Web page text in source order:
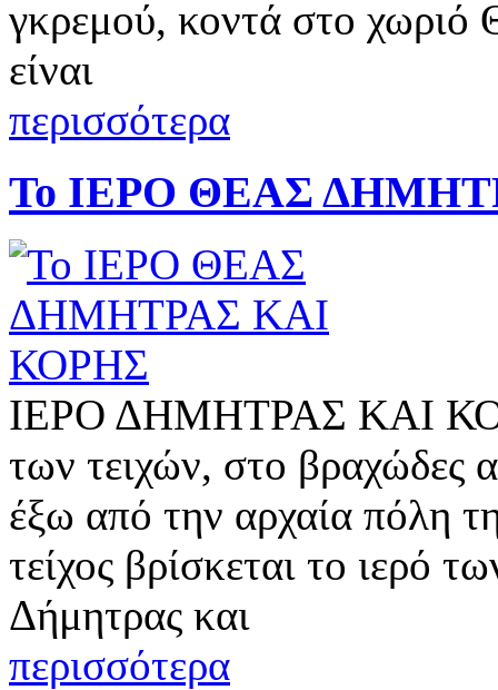
γκρεμού, κοντά στο χωριό
είναι
περισσότερα
Το ΙΕΡΟ ΘΕΑΣ
ΙΕΡΟ ΔΗΜΗΤΡΑΣ ΚΑΙ
των τειχών, στο βραχώδες
έξω από την αρχαία πόλη
τείχος βρίσκεται το ιερό
Δήμητρας και
περισσότερα